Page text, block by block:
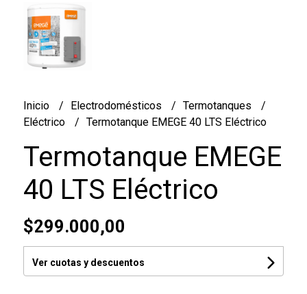
Inicio Electrodomésticos
Termotanques
Eléctrico
Termotanque EMEGE 40 LTS Eléctrico
Termotanque EMEGE
40 LTS Eléctrico
$299.000,00
Ver cuotas y descuentos